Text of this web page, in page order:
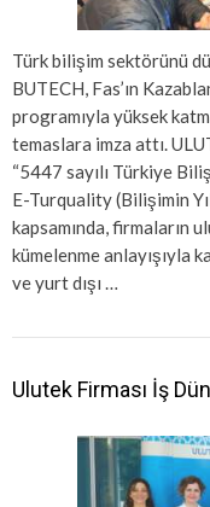
Türk bilişim sektörünü
BUTECH, Fas’ın
programıyla yüksek
temaslara imza attı.
“5447 sayılı Türkiye
E-Turquality (Bilişimin
kapsamında, firmaların
kümelenme anlayışıyla
ve yurt dışı …
Ulutek Firması İş